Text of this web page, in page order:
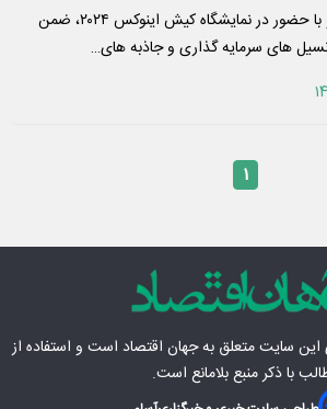
سازمان منطقه آزاد ماکو با حضور در نمایشگاه کیش اینوکس ۲۰۲۴، ضمن
های سرمایه گذاری و جاذبه های…
۱
این سایت متعلق بهجهان اقتصاد است و استفاده از
با ذکر منبع بلامانع است.